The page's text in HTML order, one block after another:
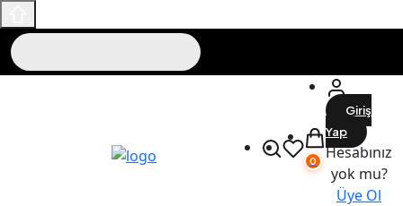
0
Giriş
Yap
Hesabınız
yok mu?
Üye Ol